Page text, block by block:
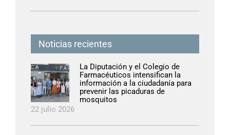
Noticias recientes
La Diputación y el Colegio de
Farmacéuticos intensifican la
información a la ciudadanía para
prevenir las picaduras de
mosquitos
22 julio 2026